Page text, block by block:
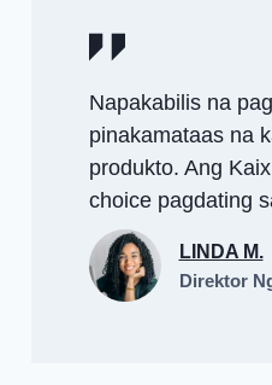
Napakabilis na
pinakamataas na
produkto. Ang
choice pagdating
LINDA M.
Direktor